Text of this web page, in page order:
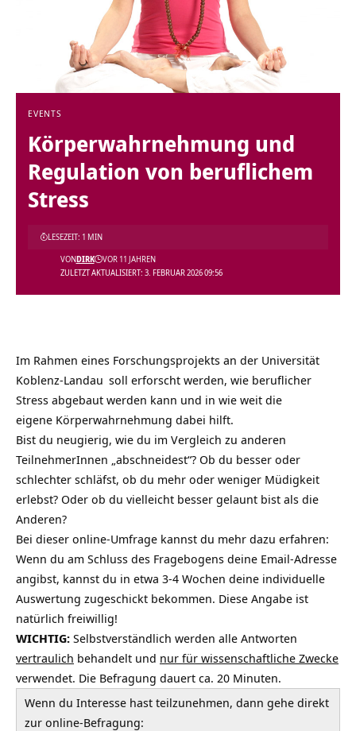
EVENTS
Körperwahrnehmung und
Regulation von beruflichem
Stress
ZULETZT AKTUALISIERT: 3. FEBRUAR 2026 09:56
VONDIRK VOR 11 JAHREN
LESEZEIT: 1 MIN
Im Rahmen eines Forschungsprojekts an der Universität
Koblenz-Landau soll erforscht werden, wie beruflicher
Stress abgebaut werden kann und in wie weit die
eigene Körperwahrnehmung dabei hilft.
Bist du neugierig, wie du im Vergleich zu anderen
TeilnehmerInnen „abschneidest“? Ob du besser oder
schlechter schläfst, ob du mehr oder weniger Müdigkeit
erlebst? Oder ob du vielleicht besser gelaunt bist als die
Anderen?
Bei dieser online-Umfrage kannst du mehr dazu erfahren:
Wenn du am Schluss des Fragebogens deine Email-Adresse
angibst, kannst du in etwa 3-4 Wochen deine individuelle
Auswertung zugeschickt bekommen. Diese Angabe ist
natürlich freiwillig!
WICHTIG: Selbstverständlich werden alle Antworten
vertraulich behandelt und nur für wissenschaftliche Zwecke
verwendet. Die Befragung dauert ca. 20 Minuten.
Wenn du Interesse hast teilzunehmen, dann gehe direkt
zur online-Befragung: